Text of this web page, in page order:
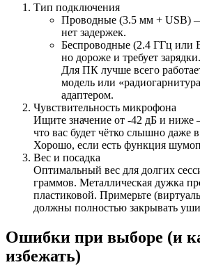
Тип подключения
Проводные (3.5 мм + USB)
нет задержек.
Беспроводные (2.4 ГГц или
но дороже и требует зарядки.
Для ПК лучше всего
модель или
адаптером.
Чувствительность микрофона
Ищите значение от -42 дБ и ниже
что вас будет чётко слышно даже
Хорошо, если есть функция
Вес и посадка
Оптимальный вес для долгих
граммов. Металлическая дужка
пластиковой. Примерьте
должны полностью закрывать
Ошибки при выборе (и
избежать)